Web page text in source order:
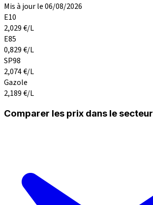
Mis à jour le 06/08/2026
E10
2,029€/L
E85
0,829€/L
SP98
2,074€/L
Gazole
2,189€/L
Comparer les prix dans le secteur